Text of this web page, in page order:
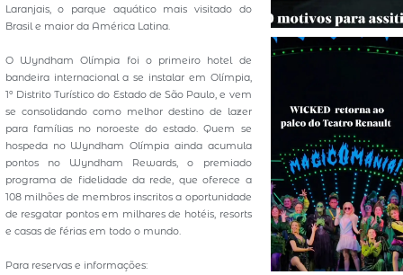
Laranjais, o parque aquático mais visitado do
Brasil e maior da América Latina.
O Wyndham Olímpia foi o primeiro hotel de
bandeira internacional a se instalar em Olímpia,
1º Distrito Turístico do Estado de São Paulo, e vem
se consolidando como melhor destino de lazer
para famílias no noroeste do estado. Quem se
hospeda no Wyndham Olímpia ainda acumula
pontos no Wyndham Rewards, o premiado
programa de fidelidade da rede, que oferece a
108 milhões de membros inscritos a oportunidade
de resgatar pontos em milhares de hotéis, resorts
e casas de férias em todo o mundo.
Para reservas e informações: